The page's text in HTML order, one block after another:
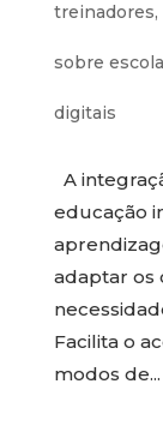
treinadores,
sobre
digitais
A
educação
adaptar os
Facilita o
modos de...